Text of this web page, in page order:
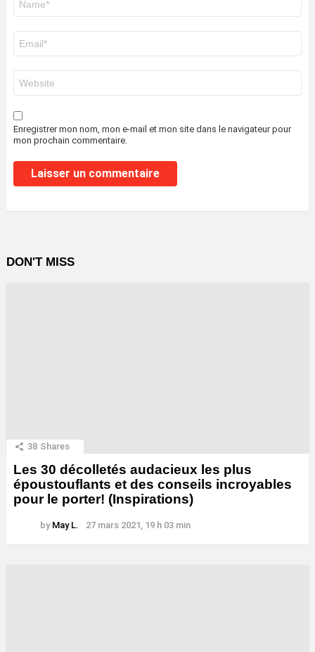
mail
*
web
Enregistrer mon nom, mon e-mail et mon site dans le navigateur pour
mon prochain commentaire.
DON'T MISS
38 Shares
Les 30 décolletés audacieux les plus
époustouflants et des conseils incroyables
pour le porter! (Inspirations)
by May L. 27 mars 2021, 19 h 03 min